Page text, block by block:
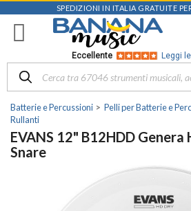
SPEDIZIONI IN ITALIA GRATUITE
Eccellente Leggi
Batterie e Percussioni Pelli per Batterie e
Rullanti
EVANS 12" B12HDD
Snare